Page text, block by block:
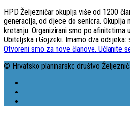
HPD Željezničar okuplja više od 1200
generacija, od djece do seniora. Okuplja
kretanju. Organizirani smo po afinitetima
Obiteljska i Gojzeki. Imamo dva odsjeka:
Otvoreni smo za nove članove. Učlanite
© Hrvatsko planinarsko društvo